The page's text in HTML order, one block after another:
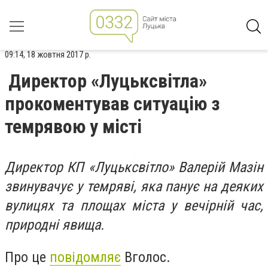
09:14, 18 жовтня 2017 р.
Директор «Луцьксвітла»
прокоментував ситуацію з
темрявою у місті
Директор КП «Луцьксвітло» Валерій Мазін
звинувачує у темряві, яка панує на деяких
вулицях та площах міста у вечірній час,
природні явища.
Про це повідомляє Вголос.